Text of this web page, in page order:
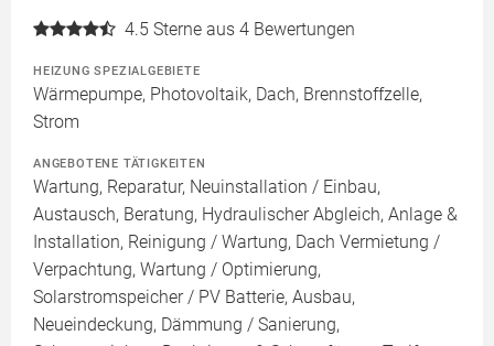
4.5 Sterne aus 4 Bewertungen
HEIZUNG SPEZIALGEBIETE
Wärmepumpe, Photovoltaik, Dach, Brennstoffzelle,
Strom
ANGEBOTENE TÄTIGKEITEN
Wartung, Reparatur, Neuinstallation / Einbau,
Austausch, Beratung, Hydraulischer Abgleich, Anlage &
Installation, Reinigung / Wartung, Dach Vermietung /
Verpachtung, Wartung / Optimierung,
Solarstromspeicher / PV Batterie, Ausbau,
Neueindeckung, Dämmung / Sanierung,